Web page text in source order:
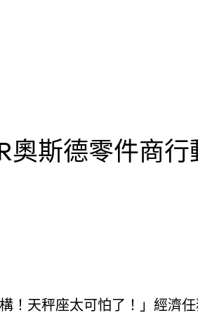
奧斯德零件商
！天秤座太可怕了！」經濟